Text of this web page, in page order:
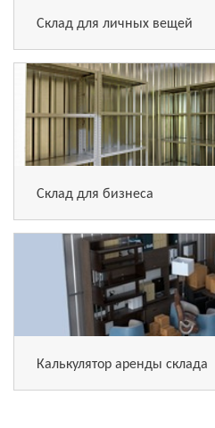
Склад для личных вещей
Склад для бизнеса
Калькулятор аренды склада